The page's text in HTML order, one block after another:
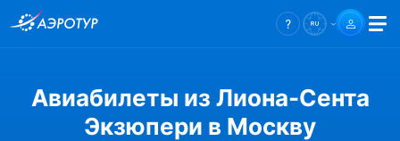
Авиабилеты из Лиона-Сента
Экзюпери в Москву